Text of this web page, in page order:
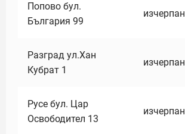
Попово бул.
България 99
изчерпан
Разград ул.Хан
Кубрат 1
изчерпан
Русе бул. Цар
Освободител 13
изчерпан